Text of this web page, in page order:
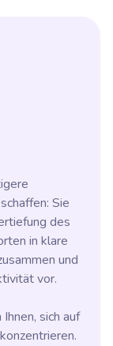
Sie
des
in klare
und
vor.
sich auf